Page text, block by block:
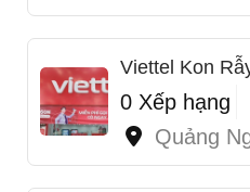
Viettel Kon
0 Xếp hạng
Quảng